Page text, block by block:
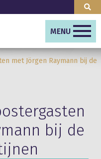
MENU
met Jörgen Raymann bij de
bij de